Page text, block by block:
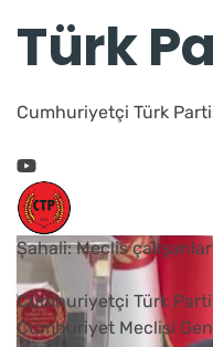
Türk
Cumhuriyetçi Türk
Şahali: Meclis
Cumhuriyetçi Türk
Cumhuriyet Meclisi